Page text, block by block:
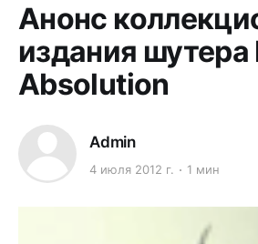
Анонс
издания шутера
Absolution
Admin
4 июля 2012 г. 1 мин